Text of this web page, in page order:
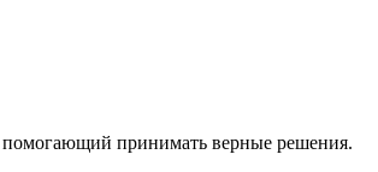
принимать верные решения.